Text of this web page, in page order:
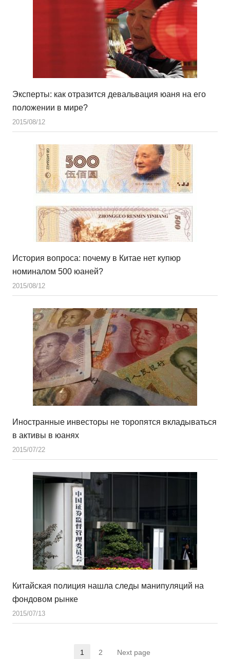
Эксперты: как отразится девальвация юаня на его
положении в мире?
2015/08/12
История вопроса: почему в Китае нет купюр
номиналом 500 юаней?
2015/08/12
Иностранные инвесторы не торопятся вкладываться
в активы в юанях
2015/07/22
Китайская полиция нашла следы манипуляций на
фондовом рынке
2015/07/13
Страница
1 Страница
2 Next page